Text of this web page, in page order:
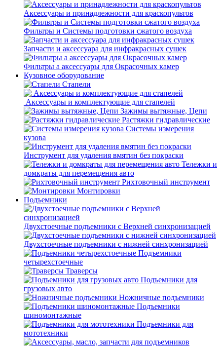
Аксессуары и принадлежности для краскопультов
Фильтры и Системы подготовки сжатого воздуха
Запчасти и аксессуара для инфракрасных сушек
Фильтры а аксессуары для Окрасочных камер
Кузовное оборудование
Стапели
Аксессуары и комплектующие для стапелей
Зажимы вытяжные, Цепи
Растяжки гидравлические
Системы измерения
кузова
Инструмент для удаления вмятин без покраски
Тележки и
домкраты для перемещения авто
Рихтовочный инструмент
Монтировки
Подъемники
Двухстоечные подъемники с Верхней синхронизацией
Двухстоечные подъемники с нижней синхронизацией
Подъемники
четырехстоечные
Траверсы
Подъемники для
грузовых авто
Ножничные подъемники
Подъемники
шиномонтажные
Подъемники для
мототехники